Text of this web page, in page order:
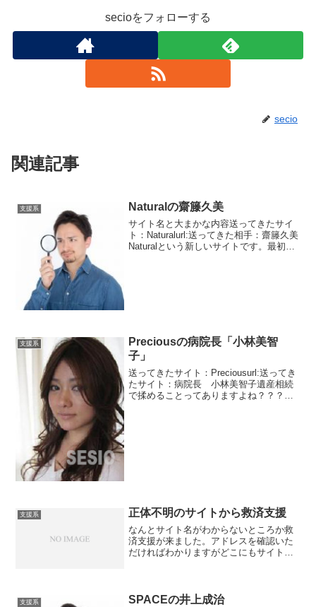
secioをフォローする
secio
関連記事
支援系 Naturalの齋籐久美
サイト名と大まかな内容送ってきたサイ
ト：Naturalurl:送ってきた相手：齋籐久美
Naturalという新しいサイトです。最初に
支援系
Preciousの病院長「小林美智
子」
送ってきたサイト：Preciousurl:送ってき
たサイト：病院長 小林美智子遺産相続
で揉めることってありますよね？？？今
支援系 正体不明のサイトから救済支援
なんとサイト名がわからないところか救
済支援が来ました。アドレスを確認いた
だければわかりますがどこにもサイト名
から支援詐欺...
支援系 SPACEの井上成治